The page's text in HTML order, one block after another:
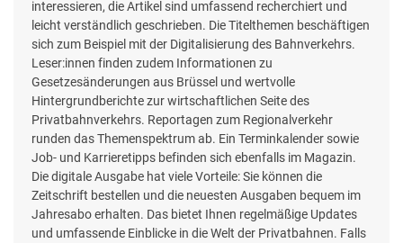
interessieren, die Artikel sind umfassend recherchiert und
leicht verständlich geschrieben. Die Titelthemen beschäftigen
sich zum Beispiel mit der Digitalisierung des Bahnverkehrs.
Leser:innen finden zudem Informationen zu
Gesetzesänderungen aus Brüssel und wertvolle
Hintergrundberichte zur wirtschaftlichen Seite des
Privatbahnverkehrs. Reportagen zum Regionalverkehr
runden das Themenspektrum ab. Ein Terminkalender sowie
Job- und Karrieretipps befinden sich ebenfalls im Magazin.
Die digitale Ausgabe hat viele Vorteile: Sie können die
Zeitschrift bestellen und die neuesten Ausgaben bequem im
Jahresabo erhalten. Das bietet Ihnen regelmäßige Updates
und umfassende Einblicke in die Welt der Privatbahnen. Falls